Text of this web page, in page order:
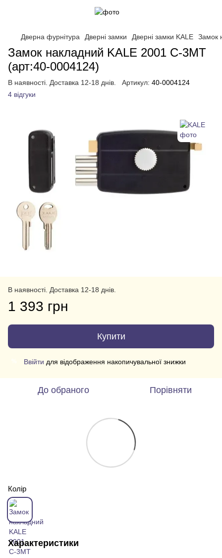
Дверна фурнітура Дверні замки Дверні замки KALE Замок
Замок накладний KALE 2001 С-3МТ
(арт:40-0004124)
В наявності. Доставка 12-18 днів. Артикул: 40-0004124
4 відгуки
В наявності. Доставка 12-18 днів.
1 393 грн
Купити
Ввійти для відображення накопичувальної знижки
До обраного Порівняти
Колір
Характеристики